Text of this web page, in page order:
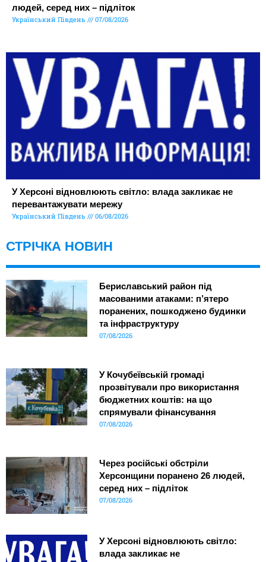
людей, серед них – підліток
Український Південь 07/08/2026
У Херсоні відновлюють світло: влада закликає не
перевантажувати мережу
Український Південь 06/08/2026
СТРІЧКА НОВИН
Бериславський район під
масованими атаками: п’ятеро
поранених, пошкоджено будинки
та інфраструктуру
07/08/2026
У Кочубеївській громаді
прозвітували про використання
бюджетних коштів: на що
спрямували фінансування
07/08/2026
Через російські обстріли
Херсонщини поранено 26 людей,
серед них – підліток
07/08/2026
У Херсоні відновлюють світло:
влада закликає не